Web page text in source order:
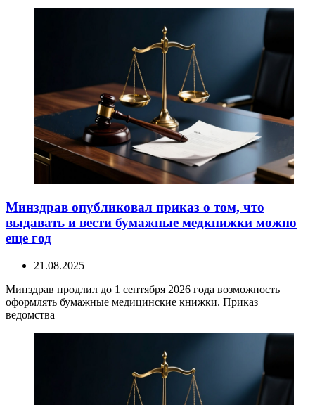
Минздрав опубликовал приказ о том, что
выдавать и вести бумажные медкнижки можно
еще год
21.08.2025
Минздрав продлил до 1 сентября 2026 года возможность
оформлять бумажные медицинские книжки. Приказ
ведомства